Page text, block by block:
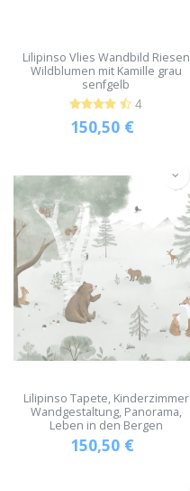
Lilipinso Vlies Wandbild Riesen
Wildblumen mit Kamille grau
senfgelb
4
150,50 €
Lilipinso Tapete, Kinderzimmer
Wandgestaltung, Panorama,
Leben in den Bergen
150,50 €